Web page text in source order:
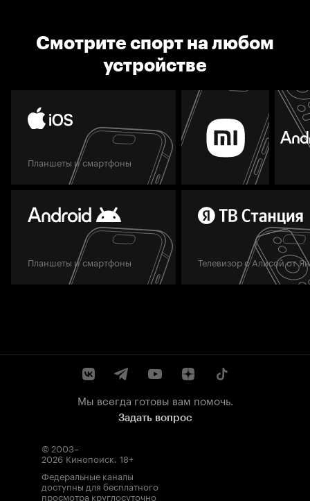
Смотрите спорт на любом
устройстве
Планшеты и смартфоны
Планшеты и смартфоны Телевизор с Алисой от
Мы всегда готовы вам помочь.
Задать вопрос
© 2003–
2026 Кинопоиск. 18+
Федеральные каналы
доступны для бесплатного
просмотра круглосуточно